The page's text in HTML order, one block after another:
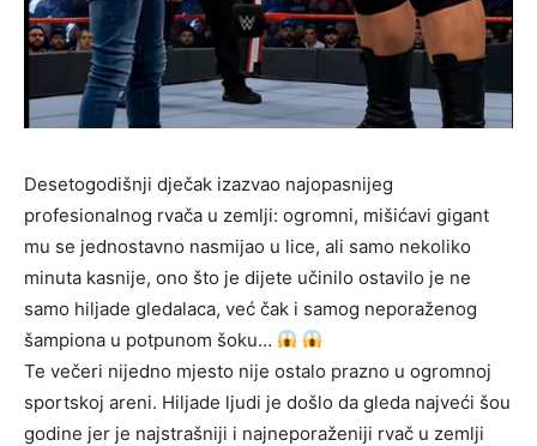
Desetogodišnji dječak izazvao najopasnijeg
profesionalnog rvača u zemlji: ogromni, mišićavi gigant
mu se jednostavno nasmijao u lice, ali samo nekoliko
minuta kasnije, ono što je dijete učinilo ostavilo je ne
samo hiljade gledalaca, već čak i samog neporaženog
šampiona u potpunom šoku…
Te večeri nijedno mjesto nije ostalo prazno u ogromnoj
sportskoj areni. Hiljade ljudi je došlo da gleda najveći šou
godine jer je najstrašniji i najneporaženiji rvač u zemlji